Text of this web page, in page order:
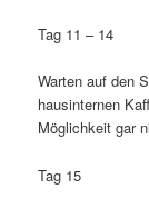
Tag 11 – 14
Warten auf den
hausinternen
Möglichkeit gar
Tag 15